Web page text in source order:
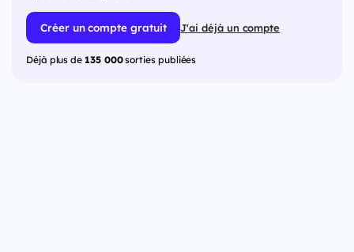
Créer un compte gratuit J'ai déjà un compte
Déjà plus de 135 000sorties publiées